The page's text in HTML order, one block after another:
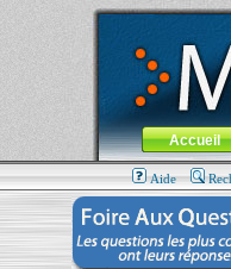
MacBook-fr.com : 100%
Aller au contenu-
Menu général
Accueil
Aide